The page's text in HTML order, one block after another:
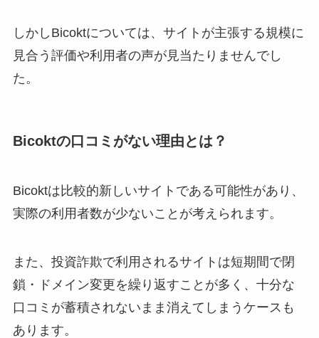
しかしBicoktについては、サイトが主張する規模に
見合う評価や利用者の声が見当たりませんでし
た。
Bicoktの口コミがない理由とは？
Bicoktは比較的新しいサイトである可能性があり、
実際の利用者数が少ないことが考えられます。
また、投資詐欺で利用されるサイトは短期間で閉
鎖・ドメイン変更を繰り返すことが多く、十分な
口コミが蓄積されないまま消えてしまうケースも
あります。